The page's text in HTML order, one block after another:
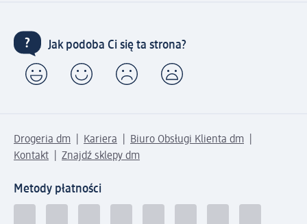
Jak podoba Ci się ta strona?
Drogeria dm Kariera
Biuro Obsługi Klienta dm
Kontakt
Znajdź sklepy dm
Metody płatności